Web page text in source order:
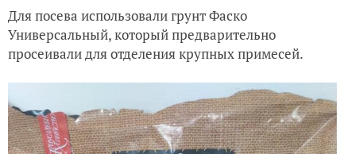
Для посева использовали грунт Фаско
Универсальный, который предварительно
просеивали для отделения крупных примесей.